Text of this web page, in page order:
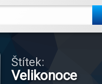
Vyhledávání
Štítek:
Velikonoce